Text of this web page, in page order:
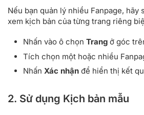
Nếu bạn quản lý nhiều Fanpage, hãy
xem kịch bản của từng trang riêng
Nhấn vào ô chọn Trang ở góc
Tích chọn một hoặc nhiều
Nhấn Xác nhận để hiển thị kết
2. Sử dụng Kịch bản mẫu